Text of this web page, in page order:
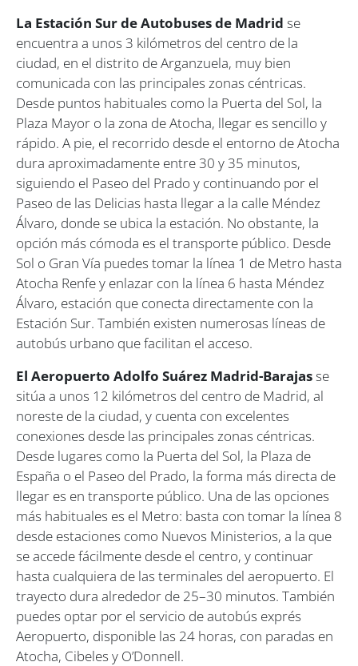
La Estación Sur de Autobuses de Madrid se
encuentra a unos 3 kilómetros del centro de la
ciudad, en el distrito de Arganzuela, muy bien
comunicada con las principales zonas céntricas.
Desde puntos habituales como la Puerta del Sol, la
Plaza Mayor o la zona de Atocha, llegar es sencillo y
rápido. A pie, el recorrido desde el entorno de Atocha
dura aproximadamente entre 30 y 35 minutos,
siguiendo el Paseo del Prado y continuando por el
Paseo de las Delicias hasta llegar a la calle Méndez
Álvaro, donde se ubica la estación. No obstante, la
opción más cómoda es el transporte público. Desde
Sol o Gran Vía puedes tomar la línea 1 de Metro hasta
Atocha Renfe y enlazar con la línea 6 hasta Méndez
Álvaro, estación que conecta directamente con la
Estación Sur. También existen numerosas líneas de
autobús urbano que facilitan el acceso.
El Aeropuerto Adolfo Suárez Madrid-Barajasse
sitúa a unos 12 kilómetros del centro de Madrid, al
noreste de la ciudad, y cuenta con excelentes
conexiones desde las principales zonas céntricas.
Desde lugares como la Puerta del Sol, la Plaza de
España o el Paseo del Prado, la forma más directa de
llegar es en transporte público. Una de las opciones
más habituales es el Metro: basta con tomar la línea 8
desde estaciones como Nuevos Ministerios, a la que
se accede fácilmente desde el centro, y continuar
hasta cualquiera de las terminales del aeropuerto. El
trayecto dura alrededor de 25–30 minutos. También
puedes optar por el servicio de autobús exprés
Aeropuerto, disponible las 24 horas, con paradas en
Atocha, Cibeles y O’Donnell.